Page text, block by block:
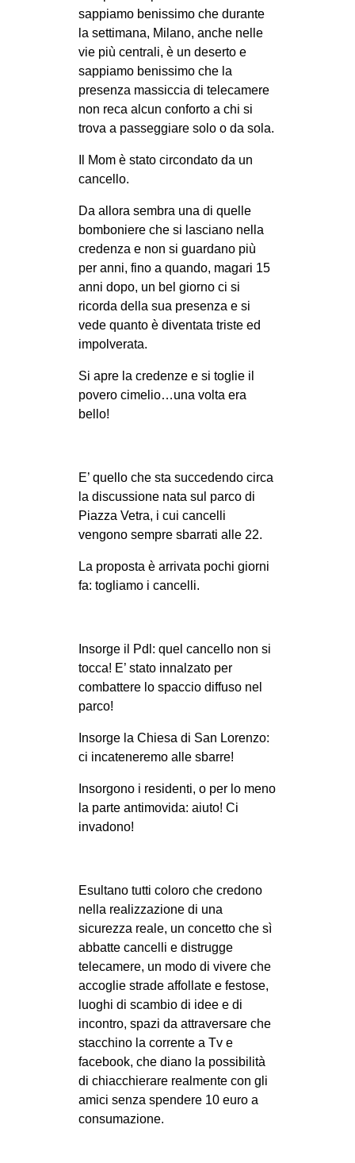
ESTREMO ORIENTE
EUROPA
MEDIO ORIENTE
MONDO
EVENTI
tw
bsky
ms
SEARCH
sappiamo benissimo che durante
la settimana, Milano, anche nelle
vie più centrali, è un deserto e
sappiamo benissimo che la
presenza massiccia di telecamere
non reca alcun conforto a chi si
trova a passeggiare solo o da sola.
Il Mom è stato circondato da un
cancello.
Da allora sembra una di quelle
bomboniere che si lasciano nella
credenza e non si guardano più
per anni, fino a quando, magari 15
anni dopo, un bel giorno ci si
ricorda della sua presenza e si
vede quanto è diventata triste ed
impolverata.
Si apre la credenze e si toglie il
povero cimelio…una volta era
bello!
E’ quello che sta succedendo circa
la discussione nata sul parco di
Piazza Vetra, i cui cancelli
vengono sempre sbarrati alle 22.
La proposta è arrivata pochi giorni
fa: togliamo i cancelli.
Insorge il Pdl: quel cancello non si
tocca! E’ stato innalzato per
combattere lo spaccio diffuso nel
parco!
Insorge la Chiesa di San Lorenzo:
ci incateneremo alle sbarre!
Insorgono i residenti, o per lo meno
la parte antimovida: aiuto! Ci
invadono!
Esultano tutti coloro che credono
nella realizzazione di una
sicurezza reale, un concetto che sì
abbatte cancelli e distrugge
telecamere, un modo di vivere che
accoglie strade affollate e festose,
luoghi di scambio di idee e di
incontro, spazi da attraversare che
stacchino la corrente a Tv e
facebook, che diano la possibilità
di chiacchierare realmente con gli
amici senza spendere 10 euro a
consumazione.